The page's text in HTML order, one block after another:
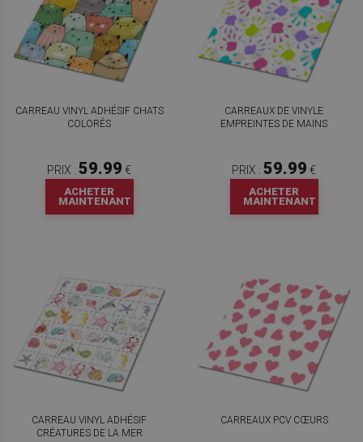
CARREAU VINYL ADHÉSIF CHATS
COLORÉS
PRIX : 59.99 €
ACHETER
MAINTENANT
CARREAUX DE VINYLE
EMPREINTES DE MAINS
PRIX : 59.99 €
ACHETER
MAINTENANT
CARREAU VINYL ADHÉSIF
CRÉATURES DE LA MER
CARREAUX PCV CŒURS